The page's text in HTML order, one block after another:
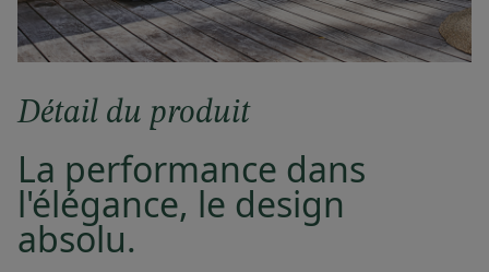
Détail du produit
La performance dans
l'élégance, le design
absolu.